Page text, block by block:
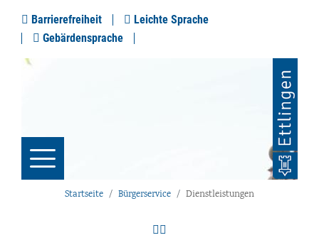
Barrierefreiheit
Leichte Sprache
Gebärdensprache
Startseite Bürgerservice Dienstleistungen